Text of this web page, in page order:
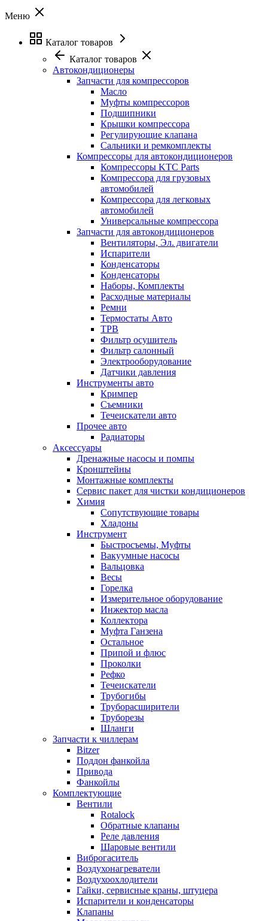
Меню
Каталог товаров
Каталог товаров
Автокондиционеры
Запчасти для компрессоров
Масло
Муфты компрессоров
Подшипники
Крышки компрессора
Регулирующие клапана
Сальники и ремкомплекты
Компрессоры для автокондиционеров
Компрессоры KTC Parts
Компрессора для грузовых
автомобилей
Компрессора для легковых
автомобилей
Универсальные компрессора
Запчасти для автокондиционеров
Вентиляторы, Эл. двигатели
Испарители
Конденсаторы
Конденсаторы
Наборы, Комплекты
Расходные материалы
Ремни
Термостаты Авто
ТРВ
Фильтр осушитель
Фильтр салонный
Электрооборудование
Датчики давления
Инструменты авто
Кримпер
Съемники
Течеискатели авто
Прочее авто
Радиаторы
Аксессуары
Дренажные насосы и помпы
Кронштейны
Монтажные комплекты
Сервис пакет для чистки кондиционеров
Химия
Сопутствующие товары
Хладоны
Инструмент
Быстросъемы, Муфты
Вакуумные насосы
Вальцовка
Весы
Горелка
Измерительное оборудование
Инжектор масла
Коллектора
Муфта Ганзена
Остальное
Припой и флюс
Проколки
Рефко
Течеискатели
Трубогибы
Труборасширители
Труборезы
Шланги
Запчасти к чиллерам
Bitzer
Поддон фанкойла
Привода
Фанкойлы
Комплектующие
Вентили
Rotalock
Обратные клапаны
Реле давления
Шаровые вентили
Виброгаситель
Воздухонагреватели
Воздухоохлодители
Гайки, сервисные краны, штуцера
Испарители и конденсаторы
Клапаны